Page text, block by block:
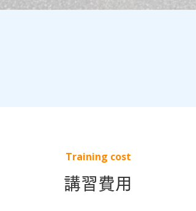
Training cost
講習費用